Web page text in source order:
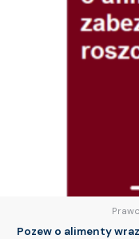
Pozew o alimenty